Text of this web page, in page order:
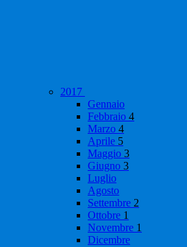
2017
Gennaio
Febbraio 4
Marzo 4
Aprile 5
Maggio 3
Giugno 3
Luglio
Agosto
Settembre 2
Ottobre 1
Novembre 1
Dicembre